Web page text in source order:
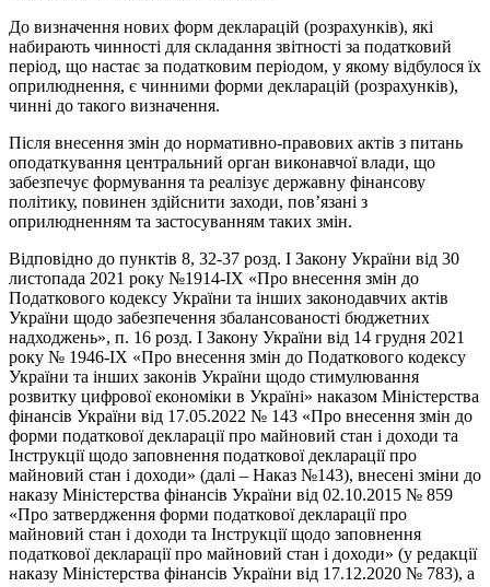
До визначення нових форм декларацій (розрахунків), які
набирають чинності для складання звітності за податковий
період, що настає за податковим періодом, у якому відбулося їх
оприлюднення, є чинними форми декларацій (розрахунків),
чинні до такого визначення.
Після внесення змін до нормативно-правових актів з питань
оподаткування центральний орган виконавчої влади, що
забезпечує формування та реалізує державну фінансову
політику, повинен здійснити заходи, пов’язані з
оприлюдненням та застосуванням таких змін.
Відповідно до пунктів 8, 32-37 розд. I Закону України від 30
листопада 2021 року №1914-IX «Про внесення змін до
Податкового кодексу України та інших законодавчих актів
України щодо забезпечення збалансованості бюджетних
надходжень», п. 16 розд. I Закону України від 14 грудня 2021
року № 1946-IX «Про внесення змін до Податкового кодексу
України та інших законів України щодо стимулювання
розвитку цифрової економіки в Україні» наказом Міністерства
фінансів України від 17.05.2022 № 143 «Про внесення змін до
форми податкової декларації про майновий стан і доходи та
Інструкції щодо заповнення податкової декларації про
майновий стан і доходи» (далі – Наказ №143), внесені зміни до
наказу Міністерства фінансів України від 02.10.2015 № 859
«Про затвердження форми податкової декларації про
майновий стан і доходи та Інструкції щодо заповнення
податкової декларації про майновий стан і доходи» (у редакції
наказу Міністерства фінансів України від 17.12.2020 № 783), а